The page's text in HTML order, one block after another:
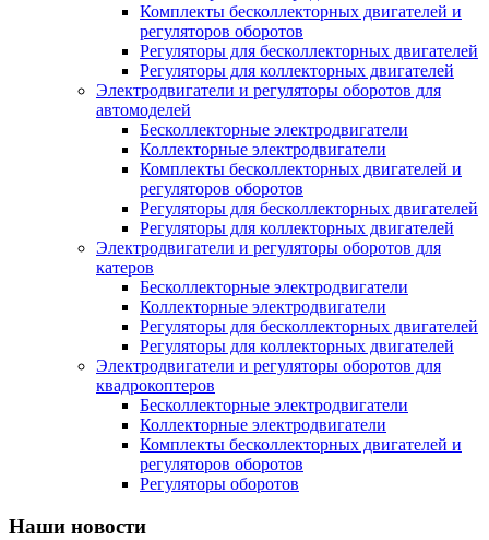
Комплекты бесколлекторных двигателей и
регуляторов оборотов
Регуляторы для бесколлекторных двигателей
Регуляторы для коллекторных двигателей
Электродвигатели и регуляторы оборотов для
автомоделей
Бесколлекторные электродвигатели
Коллекторные электродвигатели
Комплекты бесколлекторных двигателей и
регуляторов оборотов
Регуляторы для бесколлекторных двигателей
Регуляторы для коллекторных двигателей
Электродвигатели и регуляторы оборотов для
катеров
Бесколлекторные электродвигатели
Коллекторные электродвигатели
Регуляторы для бесколлекторных двигателей
Регуляторы для коллекторных двигателей
Электродвигатели и регуляторы оборотов для
квадрокоптеров
Бесколлекторные электродвигатели
Коллекторные электродвигатели
Комплекты бесколлекторных двигателей и
регуляторов оборотов
Регуляторы оборотов
Наши новости